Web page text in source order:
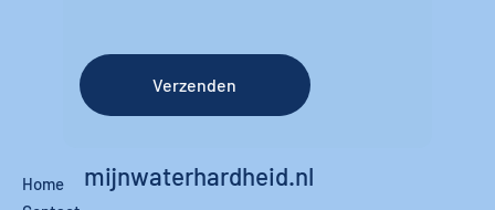
Verzenden
mijnwaterhardheid.nl
Home